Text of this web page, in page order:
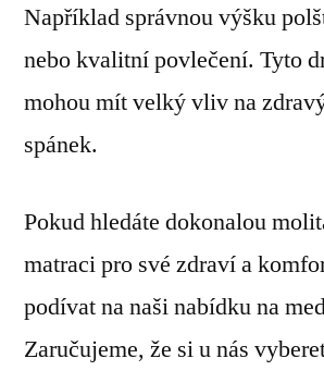
Například správnou výšku
nebo kvalitní povlečení. Tyto
mohou mít velký vliv na
spánek.
Pokud hledáte dokonalou
matraci pro své zdraví a
podívat na naši nabídku na
Zaručujeme, že si u nás